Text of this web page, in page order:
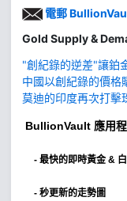
電郵
Gold Supply &
"創紀錄的逆差"讓鉑
中國以創紀錄的價格
莫迪的印度再次打擊
BullionVault 應用
- 最快的即時黃金 &
- 秒更新的走勢圖